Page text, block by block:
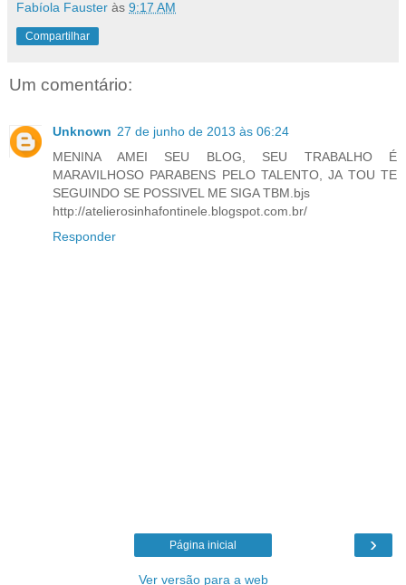
Fabíola Fauster às 9:17 AM
Compartilhar
Um comentário:
Unknown 27 de junho de 2013 às 06:24
MENINA AMEI SEU BLOG, SEU TRABALHO É
MARAVILHOSO PARABENS PELO TALENTO, JA TOU TE
SEGUINDO SE POSSIVEL ME SIGA TBM.bjs
http://atelierosinhafontinele.blogspot.com.br/
Responder
›
Página inicial
Ver versão para a web